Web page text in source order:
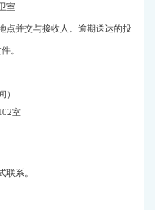
室
点并交与接收人。逾期送达的投
。
）
室
联系。